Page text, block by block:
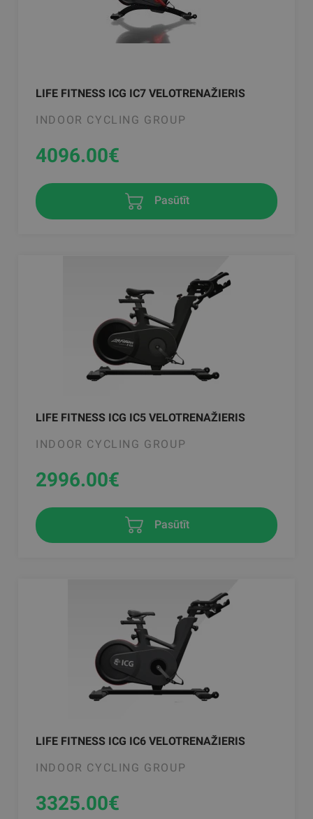
LIFE FITNESS ICG IC7 VELOTRENAŽIERIS
INDOOR CYCLING GROUP
4096.00€
Pasūtīt
LIFE FITNESS ICG IC5 VELOTRENAŽIERIS
INDOOR CYCLING GROUP
2996.00€
Pasūtīt
LIFE FITNESS ICG IC6 VELOTRENAŽIERIS
INDOOR CYCLING GROUP
3325.00€